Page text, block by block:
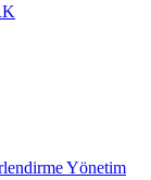
Yönetim